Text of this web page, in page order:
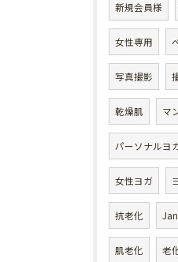
新規会員様
女性専用
写真撮影
乾燥肌 マ
パーソナルヨ
女性ヨガ
抗老化
肌老化 老